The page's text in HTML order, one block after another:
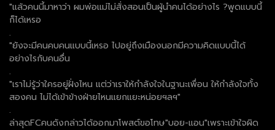
"แล้วคนนี้มาหาว่า ผมพ่อแม่ไม่สั่งสอนเป็นผู้นำคนได้อย่างไร ?พูดแบบนี้
ก็ได้เหรอ
.
"ยังจะมีคนคบคนแบบนี้เหรอ ไปอยู่ถึงเมืองนอกมีความคิดแบบนี้ได้
อย่างไรกับคนอื่น
.
"เราไม่รู้ว่าใครอยู่ฝั่งไหน แต่ว่าเราให้กำลังใจในฐานะเพื่อน ให้กำลังใจทั้ง
สองคน ไม่ได้เข้าข้างฝ่ายไหนแยกแยะหน่อยฯลฯ"
.
ล่าสุดFCคนดังกล่าวได้ออกมาโพสต์ขอโทษ"บอย-แอน"เพราะเข้าใจผิด